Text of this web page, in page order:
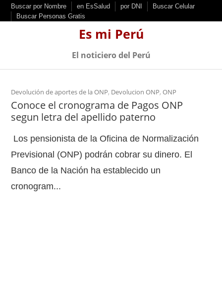
k
Buscar por Nombre en EsSalud por DNI
Buscar Celular
Buscar Personas Gratis
Es mi Perú
El noticiero del Perú
Devolución de aportes de la ONP, Devolucion ONP,ONP
Conoce el cronograma de Pagos ONP
segun letra del apellido paterno
Los pensionista de la Oficina de Normalización
Previsional (ONP) podrán cobrar su dinero. El
Banco de la Nación ha establecido un
cronogram...